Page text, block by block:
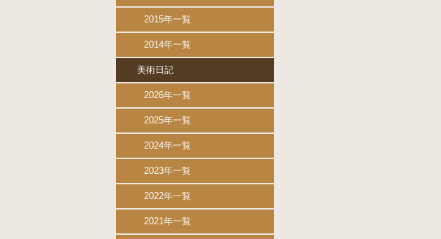
2015年一覧
2014年一覧
美術日記
2026年一覧
2025年一覧
2024年一覧
2023年一覧
2022年一覧
2021年一覧